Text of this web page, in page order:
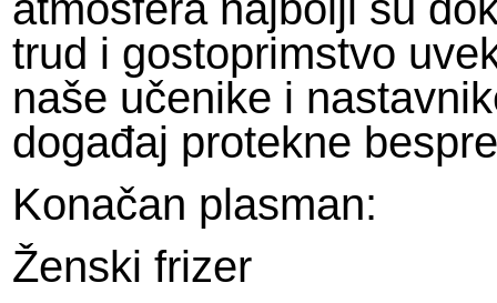
trud i gostoprimstvo
naše učenike i
događaj protekne
Konačan plasman:
Ženski frizer